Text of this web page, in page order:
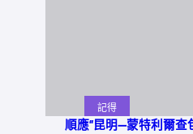
記得
順應“昆明—蒙特利爾查